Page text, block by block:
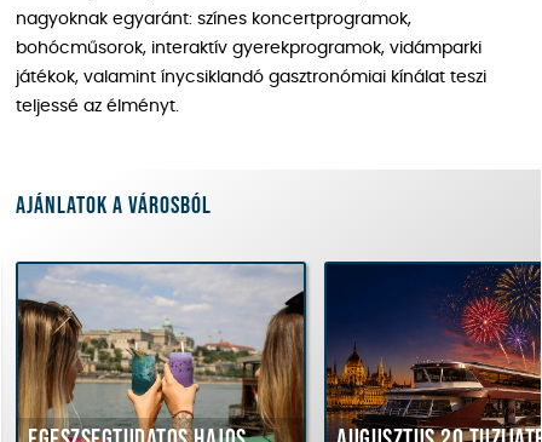
nagyoknak egyaránt: színes koncertprogramok,
bohócműsorok, interaktív gyerekprogramok, vidámparki
játékok, valamint ínycsiklandó gasztronómiai kínálat teszi
teljessé az élményt.
Ajánlatok a városból